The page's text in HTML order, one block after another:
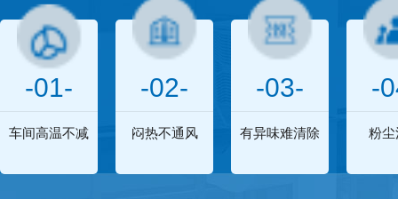
-01-
车间高温不减
-02-
闷热不通风
-03-
有异味难清除
-
粉尘